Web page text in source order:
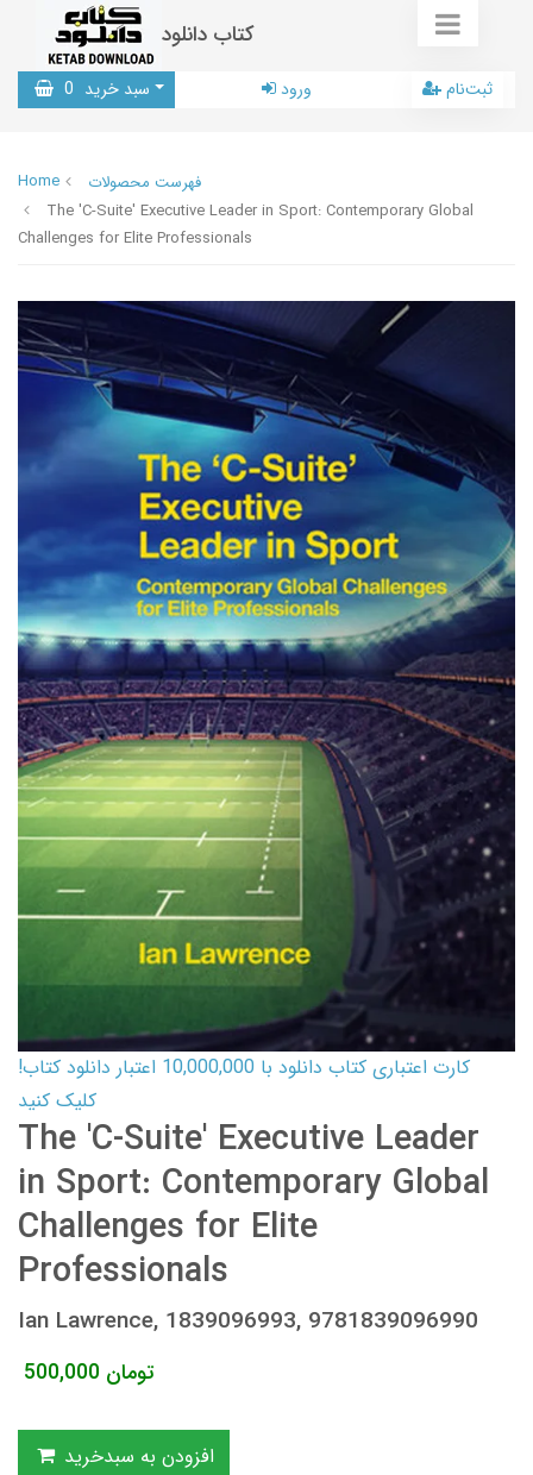
کتاب دانلود
سبد خرید 0 ورود ثبت‌نام
Home
فهرست محصولات
The 'C-Suite' Executive Leader in Sport: Contemporary Global
Challenges for Elite Professionals
کارت اعتباری کتاب دانلود با 10,000,000 اعتبار دانلود کتاب!
کلیک کنید
The 'C-Suite' Executive Leader
in Sport: Contemporary Global
Challenges for Elite
Professionals
Ian Lawrence, 1839096993, 9781839096990
500,000 تومان
افزودن به سبدخرید